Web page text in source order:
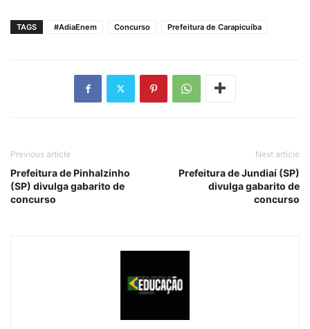
TAGS #AdiaEnem Concurso Prefeitura de Carapicuíba
Previous article
Prefeitura de Pinhalzinho
(SP) divulga gabarito de
concurso
Next article
Prefeitura de Jundiaí (SP)
divulga gabarito de
concurso